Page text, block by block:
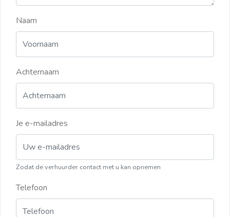
Naam
Achternaam
Je e-mailadres
Zodat de verhuurder contact met u kan opnemen
Telefoon